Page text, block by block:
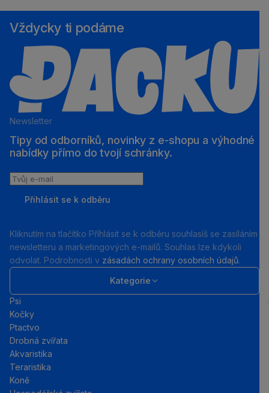
Vždycky ti podáme
Newsletter
Tipy od odborníků, novinky z e‑shopu a výhodné
nabídky přímo do tvojí schránky.
Tvůj
Přihlásit se k odběru
Kliknutím na tlačítko Příhlásit se k odběru souhlasíš se zasíláním
newsletteru a marketingových e-mailů. Souhlas lze kdykoli
odvolat. Podrobnosti v zásadách ochrany osobních údajů.
Kategorie
Psi
Kočky
Ptactvo
Drobná zvířata
Akvaristika
Teraristika
Koně